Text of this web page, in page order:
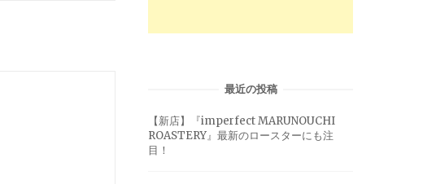
最近の投稿
【新店】『imperfect MARUNOUCHI
ROASTERY』最新のロースターにも注
目！